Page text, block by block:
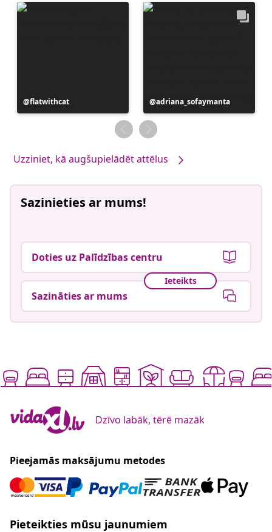
Ierakstu
publicējis
flatwithcat
Ierakstu
publicējis
adriana_sofaymanta
Uzziniet, kā augšupielādēt attēlus
Sazinieties ar mums!
Doties uz Palīdzības centru
Ieteikts
Sazināties ar mums
Dzīvo labāk, tērē mazāk
Pieejamās maksājumu metodes
Pieteikties mūsu jaunumiem